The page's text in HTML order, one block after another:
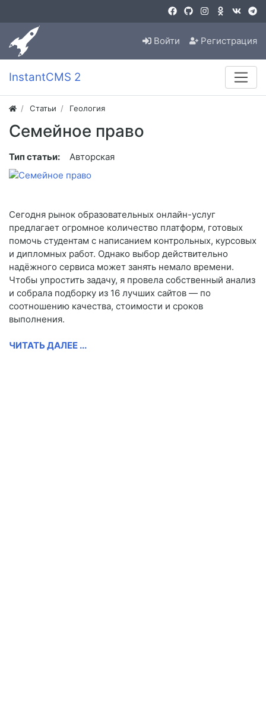
Войти Регистрация
InstantCMS 2
Статьи Геология
Семейное право
Тип статьи: Авторская
Сегодня рынок образовательных онлайн-услуг
предлагает огромное количество платформ, готовых
помочь студентам с написанием контрольных, курсовых
и дипломных работ. Однако выбор действительно
надёжного сервиса может занять немало времени.
Чтобы упростить задачу, я провела собственный анализ
и собрала подборку из 16 лучших сайтов — по
соотношению качества, стоимости и сроков
выполнения.
ЧИТАТЬ ДАЛЕЕ ...